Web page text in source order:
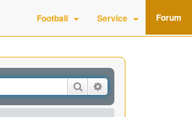
Football Service Forum
Suche